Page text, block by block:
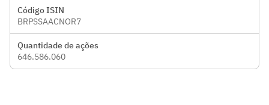
Código ISIN
BRPSSAACNOR7
Quantidade de ações
646.586.060